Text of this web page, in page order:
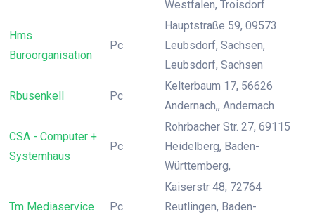
Westfalen, Troisdorf
Hms
Büroorganisation
Pc
Hauptstraße 59, 09573
Leubsdorf, Sachsen,
Leubsdorf, Sachsen
Rbusenkell Pc
Kelterbaum 17, 56626
Andernach,, Andernach
CSA - Computer +
Systemhaus
Pc
Rohrbacher Str. 27, 69115
Heidelberg, Baden-
Württemberg,
Tm Mediaservice Pc
Kaiserstr 48, 72764
Reutlingen, Baden-